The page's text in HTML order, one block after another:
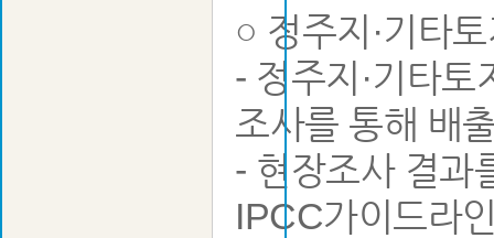
○ 정주지·기타
- 정주지·기타
조사를 통해 배
- 현장조사 결과
IPCC가이드라